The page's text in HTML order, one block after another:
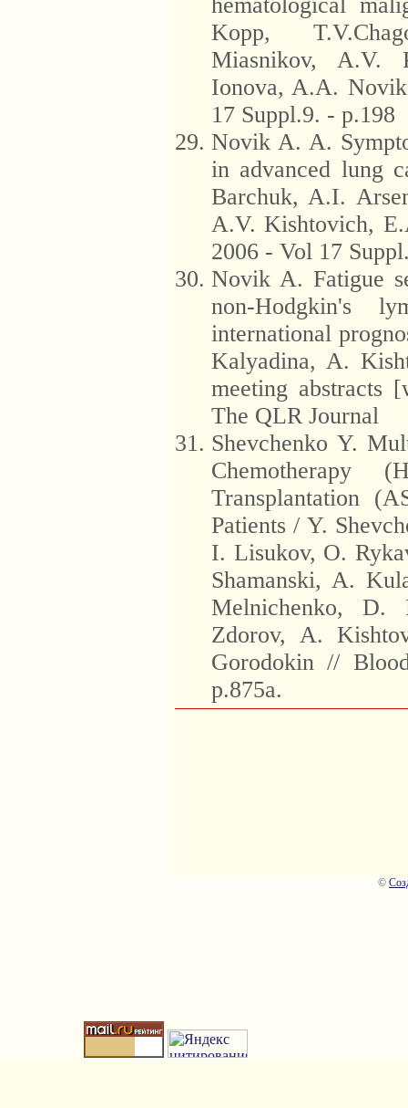
Kopp,
Miasnikov, A.V.
Ionova, A.A.
17 Suppl.9. - p.198
Novik A. A.
in advanced lung
Barchuk, A.I.
A.V. Kishtovich,
2006 - Vol 17
Novik A. Fatigue
non-Hodgkin's
international
Kalyadina, A.
meeting abstracts
The QLR Journal
Shevchenko Y.
Chemotherapy
Transplantation
Patients / Y.
I. Lisukov, O.
Shamanski, A.
Melnichenko, D.
Zdorov, A.
Gorodokin //
p.875a.
©